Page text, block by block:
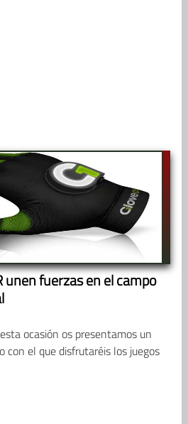
unen fuerzas en el campo
ocasión os presentamos un
con el que disfrutaréis los juegos